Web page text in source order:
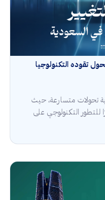
تقوده التكنولوجيا
تحولات متسارعة، حيث
كبيرًا للتطور التكنولوجي على